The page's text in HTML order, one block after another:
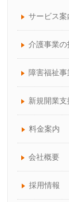
サービス案
サービ
労務顧
給与計
助成金
人事制
介護事
介護事業
訪問看
訪問介
通所介
障害福祉
放課後
生活介護
訪問介
就労継
新規開業支
介護サ
障害福
介護保
料金案内
会社概要
会社概
採用情報